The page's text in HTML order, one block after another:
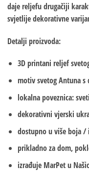
daje reljefu drugačiji
svjetlije dekorativne
Detalji proizvoda:
3D printani reljef
motiv svetog Antuna s
lokalna poveznica:
dekorativni vjerski
dostupno u više boja /
prikladno za dom,
izrađuje MarPet u